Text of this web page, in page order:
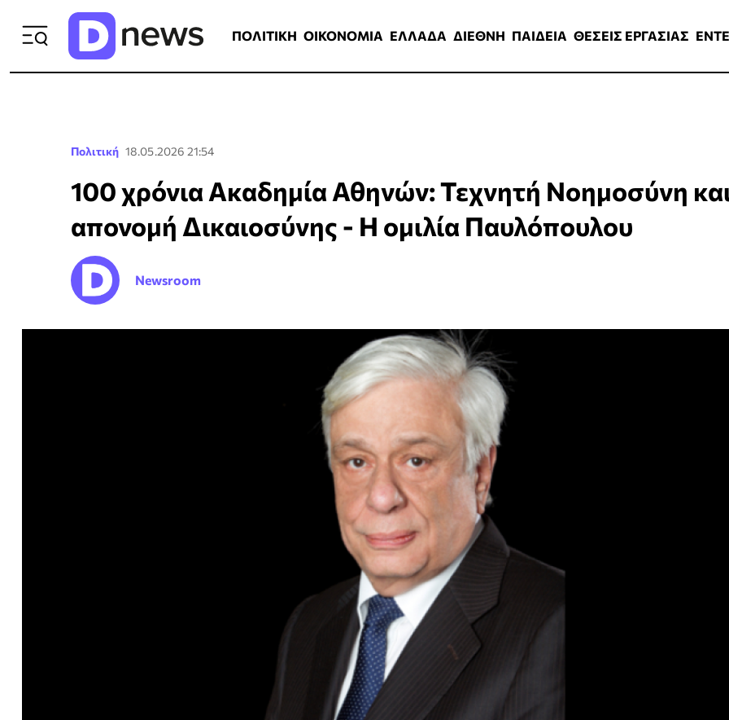
ΠΟΛΙΤΙΚΗ ΟΙΚΟΝΟΜΙΑ ΕΛΛΑΔΑ ΔΙΕΘΝΗ ΠΑΙΔΕΙΑ ΘΕΣΕΙΣ ΕΡΓΑΣΙΑΣ
Πολιτική 18.05.2026 21:54
100 χρόνια Ακαδημία Αθηνών: Τεχνητή Νοημοσύνη
απονομή Δικαιοσύνης - Η ομιλία Παυλόπουλου
Newsroom